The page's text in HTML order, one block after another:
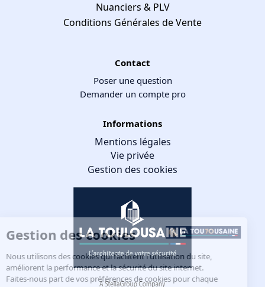
Nuanciers & PLV
Conditions Générales de Vente
Contact
Poser une question
Demander un compte pro
Informations
Mentions légales
Vie privée
Gestion des cookies
Gestion des cookies
Nous utilisons des cookies qui facilitent l'utilisation du site,
améliorent la performance et la sécurité du site internet.
Faites-nous part de vos préférences de cookies pour chaque